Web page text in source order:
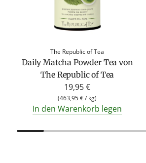
The Republic of Tea
Daily Matcha Powder Tea von
The Republic of Tea
19,95 €
(463,95 €/ kg)
In den Warenkorb legen